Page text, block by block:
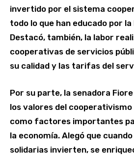
invertido por el sistema
todo lo que han educado por
Destacó, también, la labor
cooperativas de servicios
su calidad y las tarifas del
Por su parte, la senadora
los valores del
como factores importantes
la economía. Alegó que
solidarias invierten, se